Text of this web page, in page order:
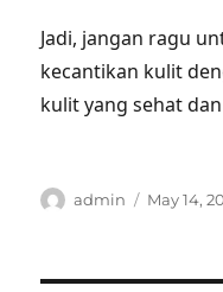
Jadi, jangan ragu
kecantikan kulit
kulit yang sehat
Author
admin
Posted
May 14,